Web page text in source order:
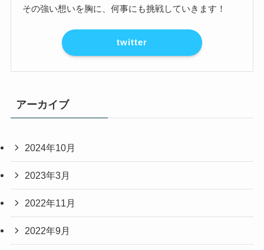
その強い想いを胸に、何事にも挑戦していきます！
twitter
アーカイブ
2024年10月
2023年3月
2022年11月
2022年9月